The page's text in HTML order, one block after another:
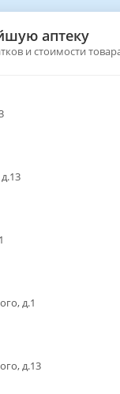
аптеку
и стоимости
д.1
д.13
питание